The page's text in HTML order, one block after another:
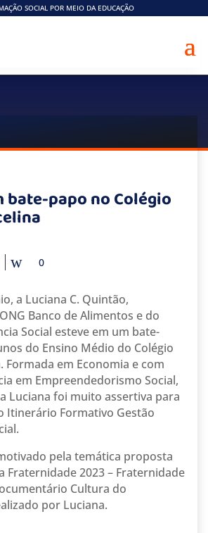
SOCIAL POR MEIO DA EDUCAÇÃO
bate-papo no Colégio
0
a Luciana C. Quintão,
Banco de Alimentos e do
Social esteve em um bate-
do Ensino Médio do Colégio
Formada em Economia e com
em Empreendedorismo Social,
Luciana foi muito assertiva para
Itinerário Formativo Gestão
pela temática proposta
Fraternidade 2023 – Fraternidade
Cultura do
por Luciana.